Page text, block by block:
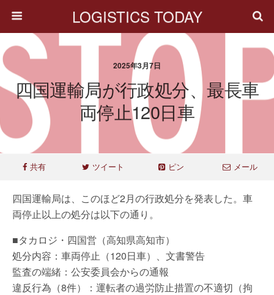
LOGISTICS TODAY
2025年3月7日
四国運輸局が行政処分、最長車
両停止120日車
共有 ツイート ピン メール
四国運輸局は、このほど2月の行政処分を発表した。車
両停止以上の処分は以下の通り。
■タカロジ・四国営（高知県高知市）
処分内容：車両停止（120日車）、文書警告
監査の端緒：公安委員会からの通報
違反行為（8件）：運転者の過労防止措置の不適切（拘